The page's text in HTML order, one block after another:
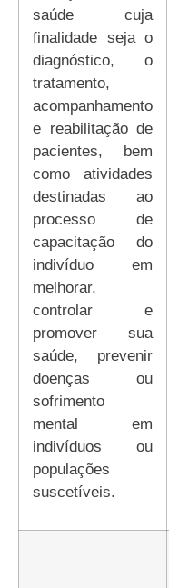
saúde cuja
finalidade seja o
diagnóstico, o
tratamento,
acompanhamento
e reabilitação de
pacientes, bem
como atividades
destinadas ao
processo de
capacitação do
indivíduo em
melhorar,
controlar e
promover sua
saúde, prevenir
doenças ou
sofrimento
mental em
indivíduos ou
populações
suscetíveis.